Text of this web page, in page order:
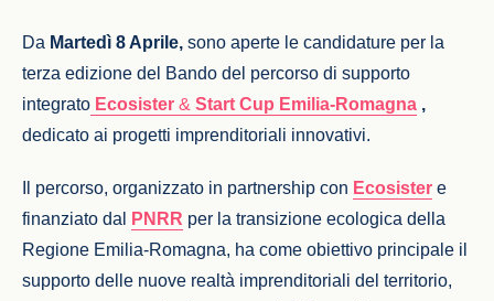
Da Martedì 8 Aprile, sono aperte le candidature per la
terza edizione del Bando del percorso di supporto
integrato Ecosister & Start Cup Emilia-Romagna ,
dedicato ai progetti imprenditoriali innovativi.
Il percorso, organizzato in partnership con Ecosister e
finanziato dal PNRR per la transizione ecologica della
Regione Emilia-Romagna, ha come obiettivo principale il
supporto delle nuove realtà imprenditoriali del territorio,